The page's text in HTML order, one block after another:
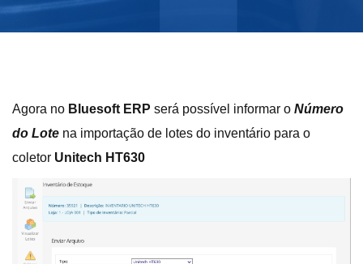
Agora no Bluesoft ERP será possível informar o Número
do Lote na importação de lotes do inventário para o
coletor Unitech HT630